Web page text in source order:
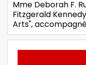
Mme Deborah F.
Fitzgerald
Arts",